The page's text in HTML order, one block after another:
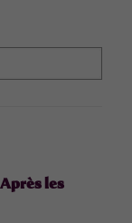
les